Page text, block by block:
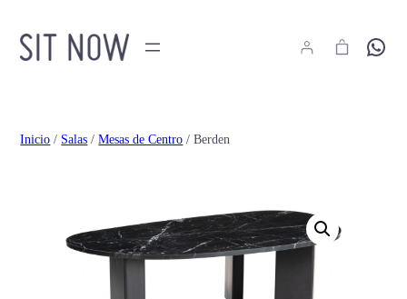
Hola
Inicio / Salas /Mesas de Centro / Berden